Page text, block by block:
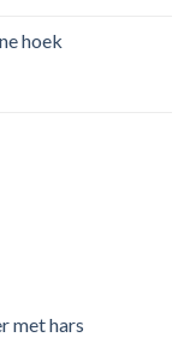
hoek
met hars